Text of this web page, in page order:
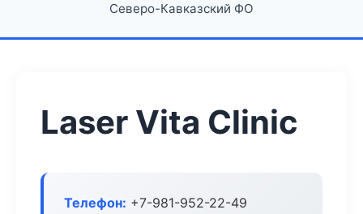
Северо-Кавказский ФО
Laser Vita Clinic
Телефон: +7-981-952-22-49